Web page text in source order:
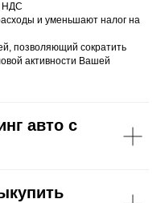
НДС
и уменьшают налог на
позволяющий сократить
активности Вашей
авто с